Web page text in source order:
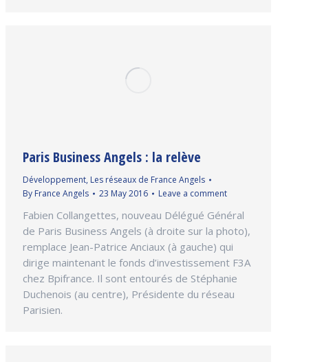
Paris Business Angels : la relève
Développement, Les réseaux de France Angels
By France Angels 23 May 2016 Leave a comment
Fabien Collangettes, nouveau Délégué Général
de Paris Business Angels (à droite sur la photo),
remplace Jean-Patrice Anciaux (à gauche) qui
dirige maintenant le fonds d’investissement F3A
chez Bpifrance. Il sont entourés de Stéphanie
Duchenois (au centre), Présidente du réseau
Parisien.